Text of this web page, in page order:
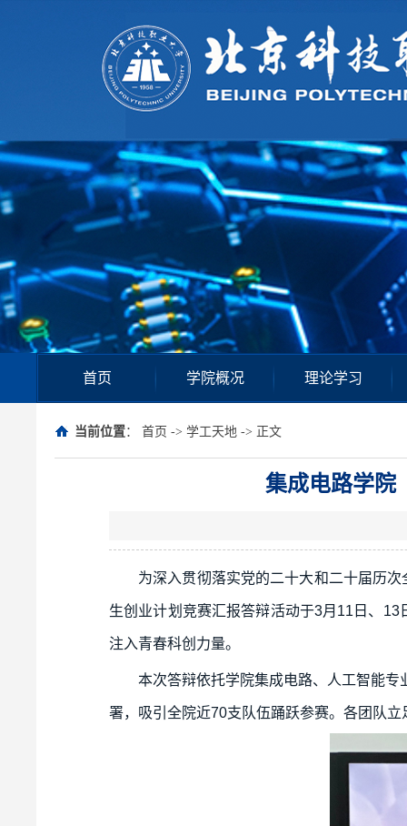
首页 学院概况 理论学习
当前位置： 首页 -> 学工天地 -> 正文
集成电路学院
为深入贯彻落实党的二十大和二十届历
生创业计划竞赛汇报答辩活动于3月11日、
注入青春科创力量。
本次答辩依托学院集成电路、人工智能
署，吸引全院近70支队伍踊跃参赛。各团队